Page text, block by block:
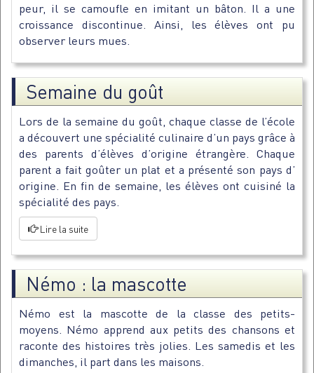
peur, il se camoufle en imitant un bâton. Il a une
croissance discontinue. Ainsi, les élèves ont pu
observer leurs mues.
Semaine du goût
Lors de la semaine du goût, chaque classe de l’école
a découvert une spécialité culinaire d’un pays grâce à
des parents d’élèves d’origine étrangère. Chaque
parent a fait goûter un plat et a présenté son pays d’
origine. En fin de semaine, les élèves ont cuisiné la
spécialité des pays.
Lire la suite
Némo : la mascotte
Némo est la mascotte de la classe des petits-
moyens. Némo apprend aux petits des chansons et
raconte des histoires très jolies. Les samedis et les
dimanches, il part dans les maisons.